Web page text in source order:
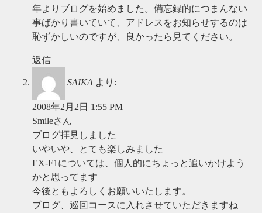
年よりブログを始めました。備忘録的につまんない
事ばかり書いていて、アドレスをお知らせするのは
恥ずかしいのですが、良かったら見てください。
返信
SAIKA より:
2008年2月2日 1:55 PM
Smileさん
ブログ拝見しました
いやいや、とても楽しみました
EX-F1については、個人的にちょっと追いかけよう
かと思ってます
今後ともよろしくお願いいたします。
ブログ、巡回コースに入れさせていただきますね